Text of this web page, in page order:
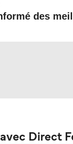
des
Direct